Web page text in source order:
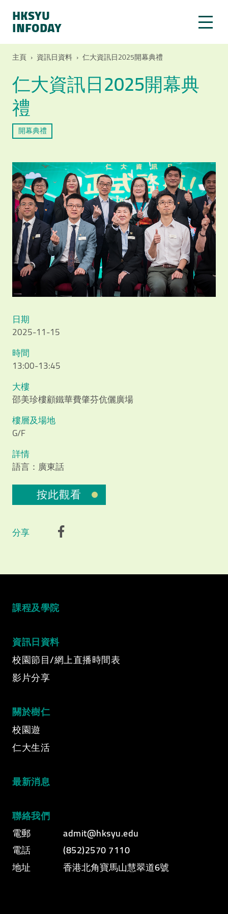
HKSYU
INFODAY
主頁 › 資訊日資料 › 仁大資訊日2025開幕典禮
仁大資訊日2025開幕典
禮
開幕典禮
日期
2025-11-15
時間
13:00-13:45
大樓
邵美珍樓顧鐵華費肇芬伉儷廣場
樓層及場地
G/F
詳情
語言：廣東話
按此觀看
分享
課程及學院
資訊日資料
校園節目/網上直播時間表
影片分享
關於樹仁
校園遊
仁大生活
最新消息
聯絡我們
電郵
admit@hksyu.edu
電話
(852)2570 7110
地址
香港北角寶馬山慧翠道6號